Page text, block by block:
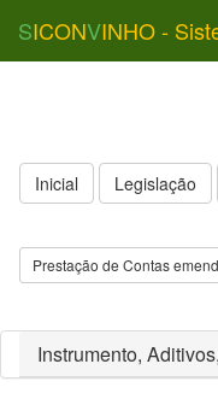
SICONVINHO -
Inicial Legislação
Prestação de Contas
Instrumento,